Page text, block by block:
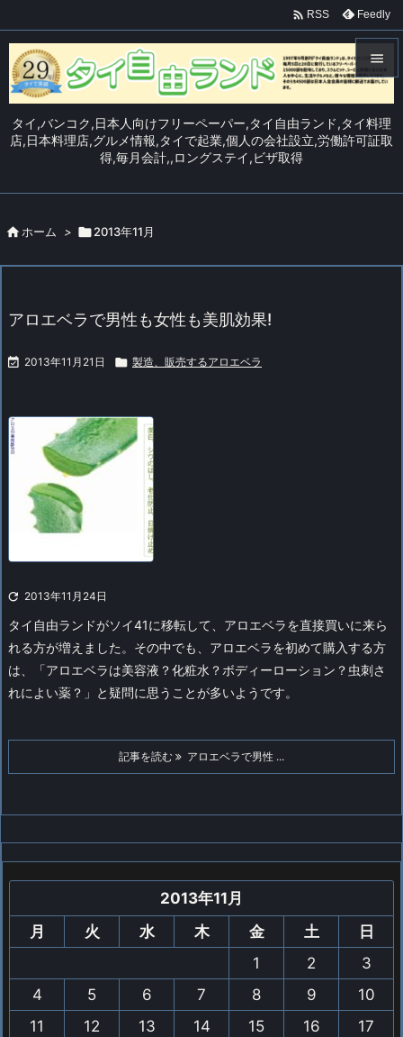
タイ,バンコク,日本人向けフリーペーパー,タイ自由ランド,タイ料理
店,日本料理店,グルメ情報,タイで起業,個人の会社設立,労働許可証取
得,毎月会計,,ロングステイ,ビザ取得

メニュ


 RSS Feedly
 ホーム > 2013年11月
アロエベラで男性も女性も美肌効果!
 2013年11月21日  製造、販売するアロエベラ
 2013年11月24日
タイ自由ランドがソイ41に移転して、アロエベラを直接買いに来ら
れる方が増えました。その中でも、アロエベラを初めて購入する方
は、「アロエベラは美容液？化粧水？ボディーローション？虫刺さ
れによい薬？」と疑問に思うことが多いようです。
記事を読む アロエベラで男性 ...
2013年11月
月
火 水 木 金 土
日
1
2
3
4
5 6 7 8 9
10
11
12 13 14 15 16
17